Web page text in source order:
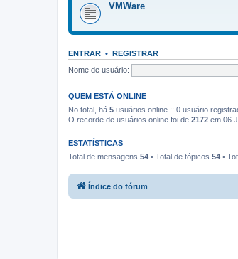
VMWare
ENTRAR • REGISTRAR
Nome de usuário:
QUEM ESTÁ ONLINE
No total, há 5 usuários online :: 0 usuário
O recorde de usuários online foi de 2172 em 06
ESTATÍSTICAS
Total de mensagens 54 • Total de tópicos 54 •
Índice do fórum